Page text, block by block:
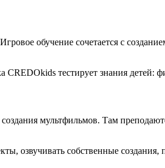
обучение сочетается с
тестирует знания детей:
мультфильмов. Там
озвучивать собственные создания,